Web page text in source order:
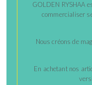
GOLDEN RYSHAA
commercialiser
Nous créons de
En achetant nos